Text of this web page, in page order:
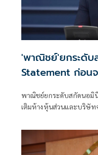
'พาณิชย์'ยกระดั
Statement ก่อน
พาณิชย์ยกระดับสกัดนอมิ
เติมห้างหุ้นส่วนและบริษัท